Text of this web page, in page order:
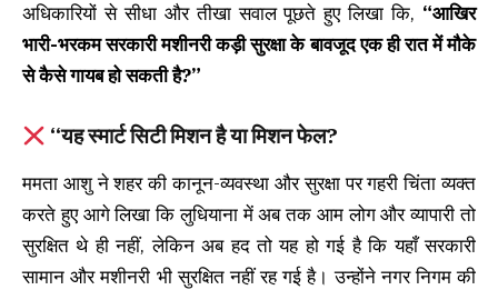
अधिकारियों से सीधा और तीखा सवाल पूछते हुए लिखा कि, “आखिर
भारी-भरकम सरकारी मशीनरी कड़ी सुरक्षा के बावजूद एक ही रात में मौके
से कैसे गायब हो सकती है?”
“यह स्मार्ट सिटी मिशन है या मिशन फेल?
ममता आशु ने शहर की कानून-व्यवस्था और सुरक्षा पर गहरी चिंता व्यक्त
करते हुए आगे लिखा कि लुधियाना में अब तक आम लोग और व्यापारी तो
सुरक्षित थे ही नहीं, लेकिन अब हद तो यह हो गई है कि यहाँ सरकारी
सामान और मशीनरी भी सुरक्षित नहीं रह गई है। उन्होंने नगर निगम की